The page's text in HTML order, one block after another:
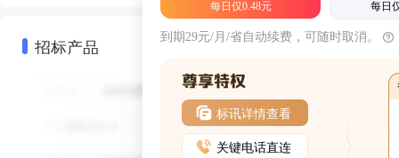
招标产品
每日仅0.48元 每日
到期29元/月/省自动续费，可随时取消。
标讯详情查看
关键电话直连